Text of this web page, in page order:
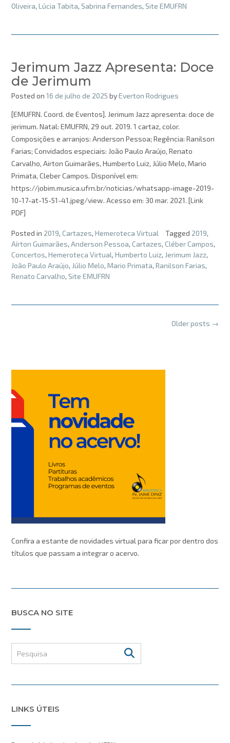
Oliveira, Lúcia Tabita, Sabrina Fernandes, Site EMUFRN
Jerimum Jazz Apresenta: Doce
de Jerimum
Posted on 16 de julho de 2025 byEverton Rodrigues
[EMUFRN. Coord. de Eventos]. Jerimum Jazz apresenta: doce de
jerimum. Natal: EMUFRN, 29 out. 2019. 1 cartaz, color.
Composições e arranjos: Anderson Pessoa; Regência: Ranilson
Farias; Convidados especiais: João Paulo Araújo, Renato
Carvalho, Airton Guimarães, Humberto Luiz, Júlio Melo, Mario
Primata, Cleber Campos. Disponível em:
https://jobim.musica.ufrn.br/noticias/whatsapp-image-2019-
10-17-at-15-51-41.jpeg/view. Acesso em: 30 mar. 2021. [Link
PDF]
Posted in 2019, Cartazes, Hemeroteca Virtual Tagged 2019,
Aírton Guimarães, Anderson Pessoa, Cartazes, Cléber Campos,
Concertos, Hemeroteca Virtual, Humberto Luiz, Jerimum Jazz,
João Paulo Araújo, Júlio Melo, Mario Primata, Ranilson Farias,
Renato Carvalho, Site EMUFRN
Older posts →
Confira a estante de novidades virtual para ficar por dentro dos
títulos que passam a integrar o acervo.
BUSCA NO SITE
LINKS ÚTEIS